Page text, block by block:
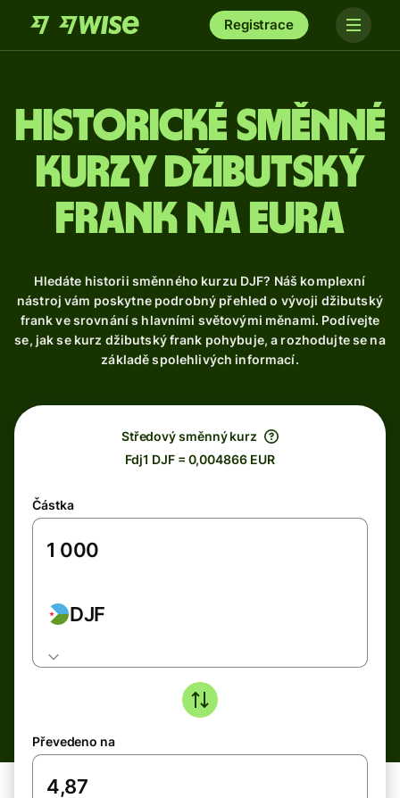
Registrace
Historické směnné
kurzy džibutský
frank na eura
Hledáte historii směnného kurzu DJF? Náš komplexní
nástroj vám poskytne podrobný přehled o vývoji džibutský
frank ve srovnání s hlavními světovými měnami. Podívejte
se, jak se kurz džibutský frank pohybuje, a rozhodujte se na
základě spolehlivých informací.
Středový směnný kurz
Fdj1 DJF = 0,004866 EUR
Částka
DJF
Převedeno na